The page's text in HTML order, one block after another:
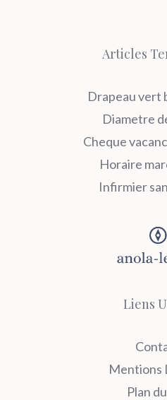
Articles
Drapeau vert
Diametre
Cheque
Horaire
Infirmier
Liens
Mentions
Plan